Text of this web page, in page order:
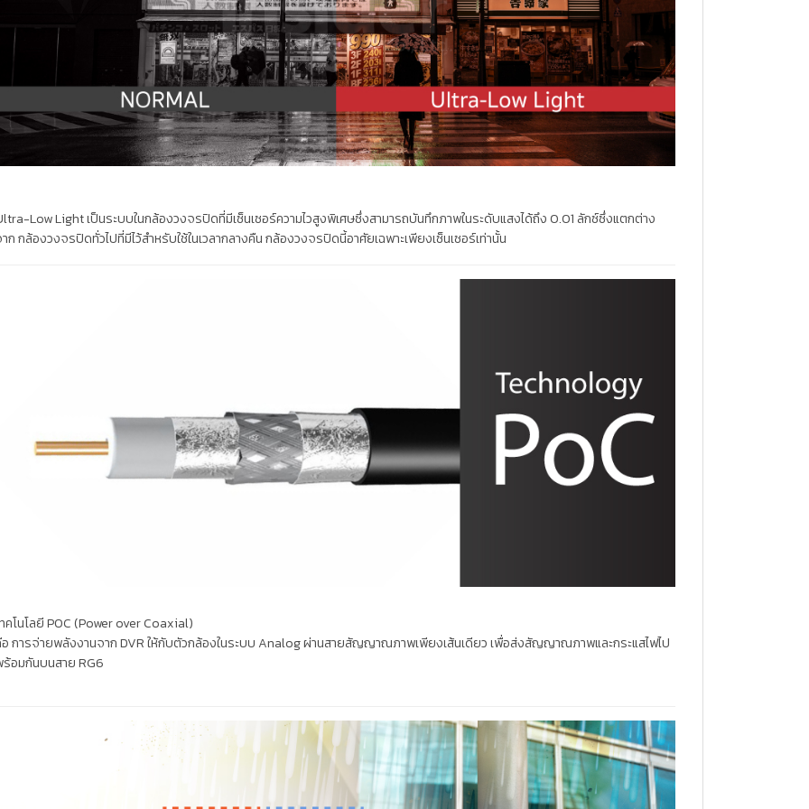
Low Lightเป็นระบบในกล้องวงจรปิดที่มีเซ็นเซอร์ความไวสูงพิเศษซึ่งสามารถบันทึกภาพในระดับแสงได้ถึง 0.01 ลักซ์ซึ่งแตกต่าง
ก กล้องวงจรปิดทั่วไปที่มีไว้สำหรับใช้ในเวลากลางคืน กล้องวงจรปิดนี้อาศัยเฉพาะเพียงเซ็นเซอร์เท่านั้น
คโนโลยี POC (Power over Coaxial)
การจ่ายพลังงานจาก DVR ให้กับตัวกล้องในระบบ Analog ผ่านสายสัญญาณภาพเพียงเส้นเดียว เพื่อส่งสัญญาณภาพและกระแสไฟไป
อมกันบนสาย RG6